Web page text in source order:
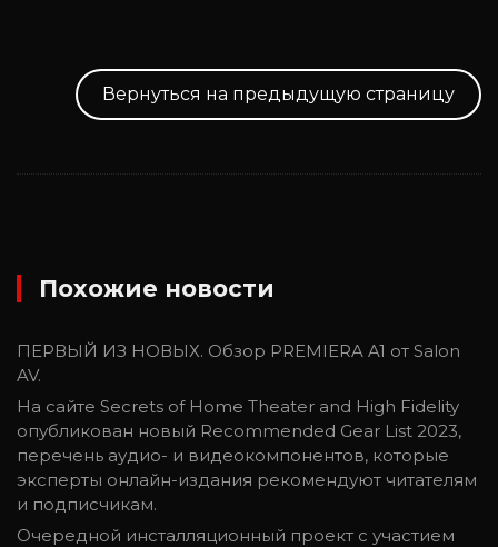
Вернуться на предыдущую страницу
Похожие новости
ПЕРВЫЙ ИЗ НОВЫХ. Обзор PREMIERA A1 от Salon
AV.
На сайте Secrets of Home Theater and High Fidelity
опубликован новый Recommended Gear List 2023,
перечень аудио- и видеокомпонентов, которые
эксперты онлайн-издания рекомендуют читателям
и подписчикам.
Очередной инсталляционный проект с участием